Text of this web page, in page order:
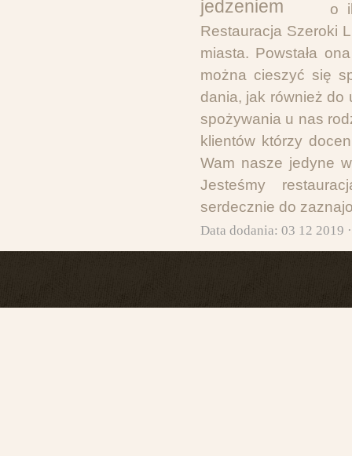
o
Restauracja Szeroki
miasta. Powstała
można cieszyć się
dania, jak również do
spożywania u nas
klientów którzy
Wam nasze jedyne
Jesteśmy
serdecznie do
Data dodania: 03 12 2019